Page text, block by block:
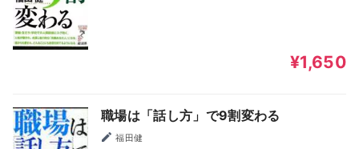
¥1,650
職場は「話し方」で9割変わる
福田健